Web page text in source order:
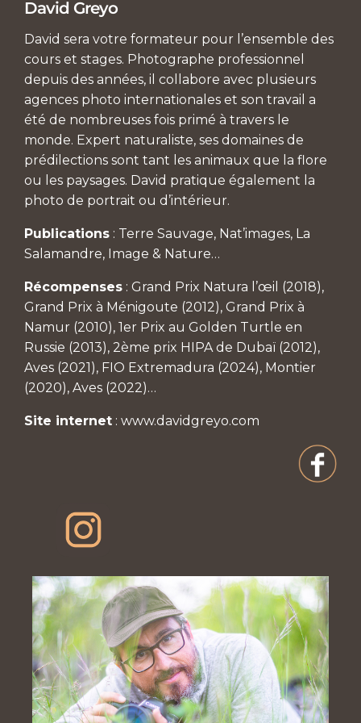
David Greyo
David sera votre formateur pour l’ensemble des
cours et stages. Photographe professionnel
depuis des années, il collabore avec plusieurs
agences photo internationales et son travail a
été de nombreuses fois primé à travers le
monde. Expert naturaliste, ses domaines de
prédilections sont tant les animaux que la flore
ou les paysages. David pratique également la
photo de portrait ou d’intérieur.
Publications : Terre Sauvage, Nat’images, La
Salamandre, Image & Nature…
Récompenses : Grand Prix Natura l’œil (2018),
Grand Prix à Ménigoute (2012), Grand Prix à
Namur (2010), 1er Prix au Golden Turtle en
Russie (2013), 2ème prix HIPA de Dubaï (2012),
Aves (2021), FIO Extremadura (2024), Montier
(2020), Aves (2022)…
Site internet : www.davidgreyo.com